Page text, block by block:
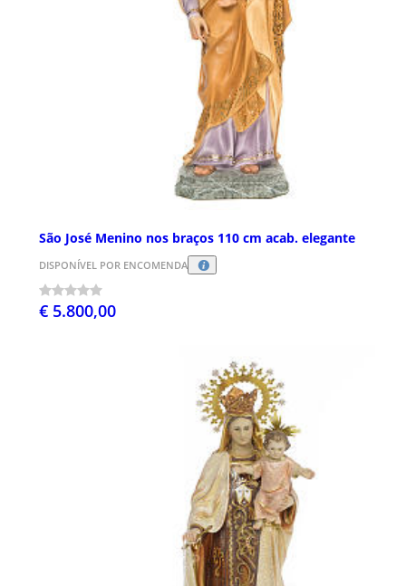
São José Menino nos braços 110 cm acab. elegante
DISPONÍVEL POR ENCOMENDA
€ 5.800,00